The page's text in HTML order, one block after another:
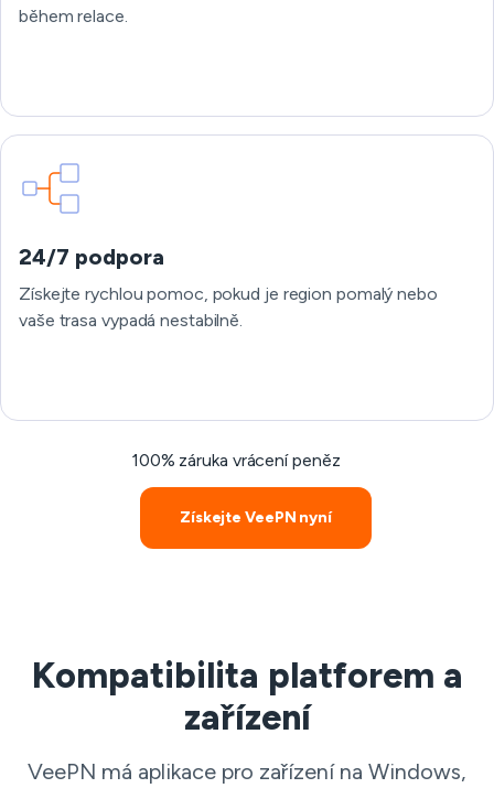
během relace.
24/7 podpora
Získejte rychlou pomoc, pokud je region pomalý nebo
vaše trasa vypadá nestabilně.
100% záruka vrácení peněz
Získejte VeePN nyní
Kompatibilita platforem a
zařízení
VeePN má aplikace pro zařízení na Windows,